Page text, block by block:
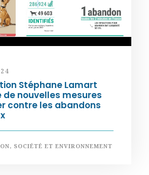
Stéphane Lamart
nouvelles mesures
contre les abandons
, SOCIÉTÉ ET ENVIRONNEMENT